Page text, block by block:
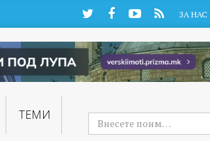
TwitterFacebookYouTube
RSS ЗА НАС
ТЕМИ